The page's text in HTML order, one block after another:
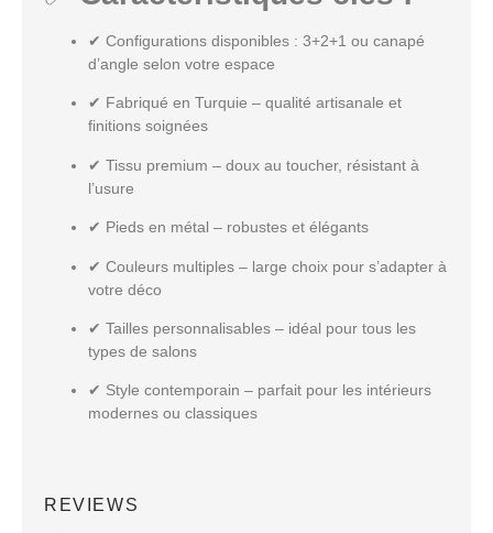
✔ Configurations disponibles : 3+2+1 ou canapé
d’angle selon votre espace
✔ Fabriqué en Turquie – qualité artisanale et
finitions soignées
✔ Tissu premium – doux au toucher, résistant à
l’usure
✔ Pieds en métal – robustes et élégants
✔ Couleurs multiples – large choix pour s’adapter à
votre déco
✔ Tailles personnalisables – idéal pour tous les
types de salons
✔ Style contemporain – parfait pour les intérieurs
modernes ou classiques
REVIEWS